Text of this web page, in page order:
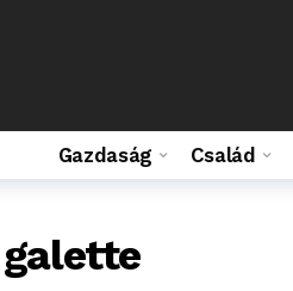
Gazdaság Család
galette